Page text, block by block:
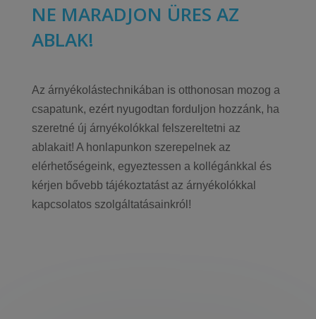
NE MARADJON ÜRES AZ
ABLAK!
Az árnyékolástechnikában is otthonosan mozog a
csapatunk, ezért nyugodtan forduljon hozzánk, ha
szeretné új árnyékolókkal felszereltetni az
ablakait! A honlapunkon szerepelnek az
elérhetőségeink, egyeztessen a kollégánkkal és
kérjen bővebb tájékoztatást az árnyékolókkal
kapcsolatos szolgáltatásainkról!